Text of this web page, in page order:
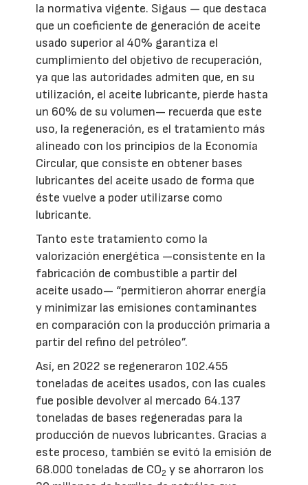
la normativa vigente. Sigaus — que destaca
que un coeficiente de generación de aceite
usado superior al 40% garantiza el
cumplimiento del objetivo de recuperación,
ya que las autoridades admiten que, en su
utilización, el aceite lubricante, pierde hasta
un 60% de su volumen— recuerda que este
uso, la regeneración, es el tratamiento más
alineado con los principios de la Economía
Circular, que consiste en obtener bases
lubricantes del aceite usado de forma que
éste vuelve a poder utilizarse como
lubricante.
Tanto este tratamiento como la
valorización energética —consistente en la
fabricación de combustible a partir del
aceite usado— “permitieron ahorrar energía
y minimizar las emisiones contaminantes
en comparación con la producción primaria a
partir del refino del petróleo”.
Así, en 2022 se regeneraron 102.455
toneladas de aceites usados, con las cuales
fue posible devolver al mercado 64.137
toneladas de bases regeneradas para la
producción de nuevos lubricantes. Gracias a
este proceso, también se evitó la emisión de
68.000 toneladas de CO2 y se ahorraron los